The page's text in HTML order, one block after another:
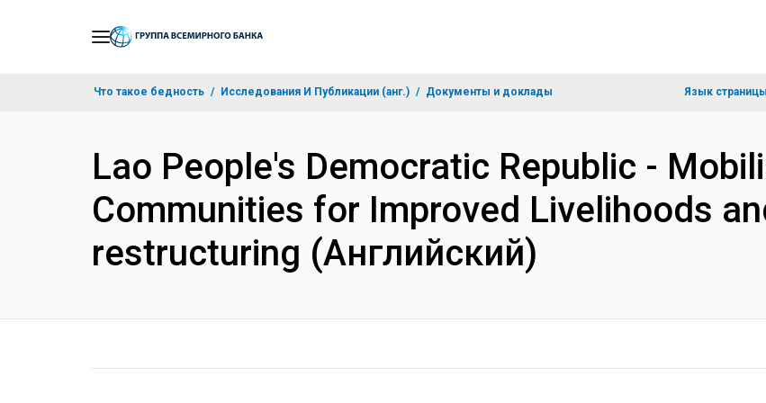
Что такое бедность Исследования И Публикации (анг.) Документы и доклады Язык
Lao People's Democratic Republic -
Communities for Improved Livelihoods
restructuring (Английский)